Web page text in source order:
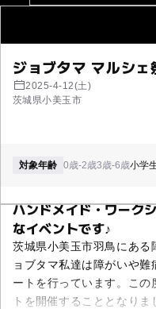
ジョブタマ マルシェ
2025-4-12(土)
茨城県小美玉市
対象年齢 0歳-2歳3歳-6歳小学
ハンドメイド・ワーク
なイベントです♪
茨城県小美玉市羽鳥にある
ョブタマ私達は障がいや
ートを行っています。こ
トを開催することとなり